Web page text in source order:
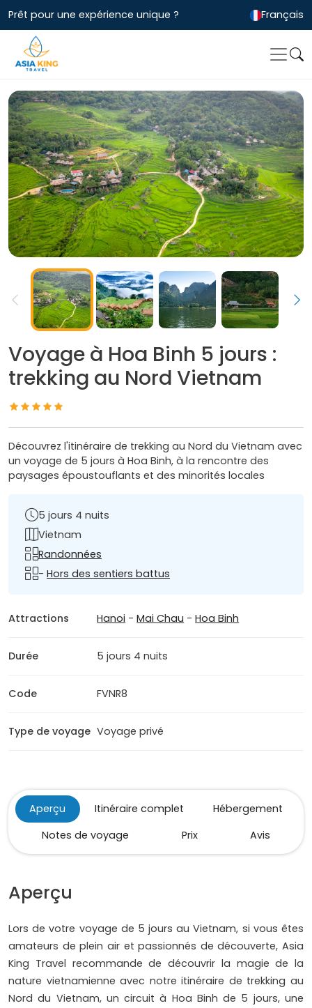
Prêt pour une expérience unique ? Français
Voyage à Hoa Binh 5 jours :
trekking au Nord Vietnam
Découvrez l'itinéraire de trekking au Nord du Vietnam avec
un voyage de 5 jours à Hoa Binh, à la rencontre des
paysages époustouflants et des minorités locales
5 jours 4 nuits
Vietnam
Randonnées
- Hors des sentiers battus
Attractions Hanoi -Mai Chau -Hoa Binh
Durée 5 jours 4 nuits
Code FVNR8
Type de voyage Voyage privé
Aperçu Itinéraire complet
Hébergement
Notes de voyage
Prix Avis
Aperçu
Lors de votre voyage de 5 jours au Vietnam, si vous êtes
amateurs de plein air et passionnés de découverte, Asia
King Travel recommande de découvrir la magie de la
nature vietnamienne avec notre itinéraire de trekking au
Nord du Vietnam, un circuit à Hoa Binh de 5 jours, une